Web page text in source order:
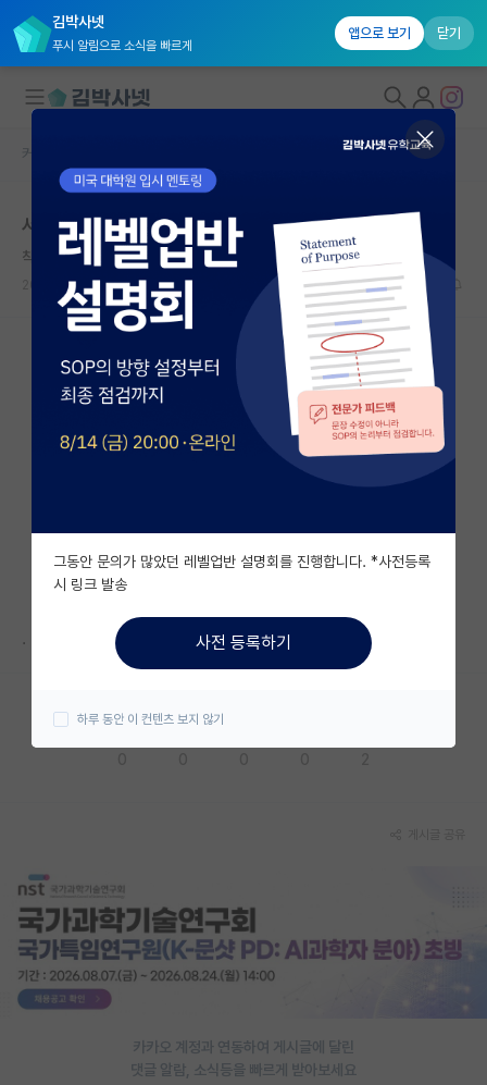
김박사넷
푸시 알림으로 소식을 빠르게
앱으로 보기 닫기
대학원생 모집
국내대학원 정보
연구실&오픈랩
커뮤니티
커뮤니티 홈
전체글보기
베스트 게시판
자유 게시판(아무개랩)
미국 유학 게시판
미국 대학원 합격 후기 게시판
대학원생 모집 게시판
연구실(PI) 홍보 게시판
취업 게시판
임용 후기 게시판
PI 전용 게시판
인문사회 계열 게시판
커뮤니티 홈
서울대 대학원 가능할까요?
착한 리처드 파인만
2026.04.18 7 2234
.
카카오 계정과 연동하여 게시글에 달린
댓글 알람, 소식등을 빠르게 받아보세요
그동안 문의가 많았던 레벨업반 설명회를 진행합니다. *사전등록
시 링크 발송
사전 등록하기
하루 동안 이 컨텐츠 보지 않기